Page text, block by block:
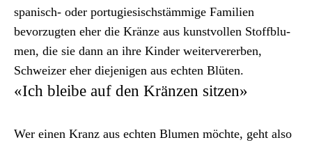
spanisch- oder por­tugiesis­chstäm­mige Fam­i­lien
bevorzugten eher die Kränze aus kun­stvollen Stoff­blu­
men, die sie dann an ihre Kinder weit­er­vererben,
Schweiz­er eher diejeni­gen aus echt­en Blüten.
«Ich bleibe auf den Kränzen sitzen»
Wer einen Kranz aus echt­en Blu­men möchte, geht also